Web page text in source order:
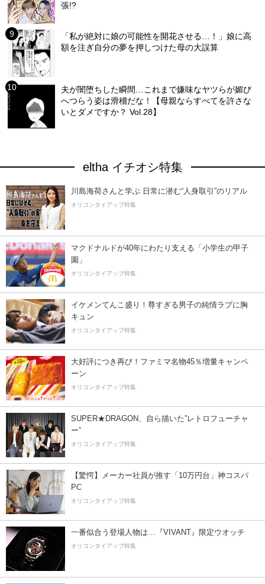
張!?
「私が絶対に娘の可能性を開花させる…！」娘に高
額を注ぎ自分の夢を押しつけた母の大誤算
夫が闇堕ちした瞬間…これまで嫌味なヤツらが媚び
へつらう姿は滑稽だな！【母親ならすべてを許さな
いとダメですか？ Vol.28】
eltha イチオシ特集
川島海荷さんと学ぶ 日常に潜む“人身取引”のリアル
オリコンタイアップ特集
マクドナルドが40年にわたり支える「小学生の甲子
園」
オリコンタイアップ特集
イケメンてんこ盛り！尊すぎる男子の純情ラブに胸
キュン
オリコンタイアップ特集
大好評につき再び！ファミマ名物45％増量キャンペ
ーン
オリコンタイアップ特集
SUPER★DRAGON、自ら描いた”レトロフューチャ
ー”
オリコンタイアップ特集
【驚愕】メーカー社員が推す「10万円台」神コスパ
PC
オリコンタイアップ特集
一番似合う登場人物は…『VIVANT』限定ウオッチ
オリコンタイアップ特集